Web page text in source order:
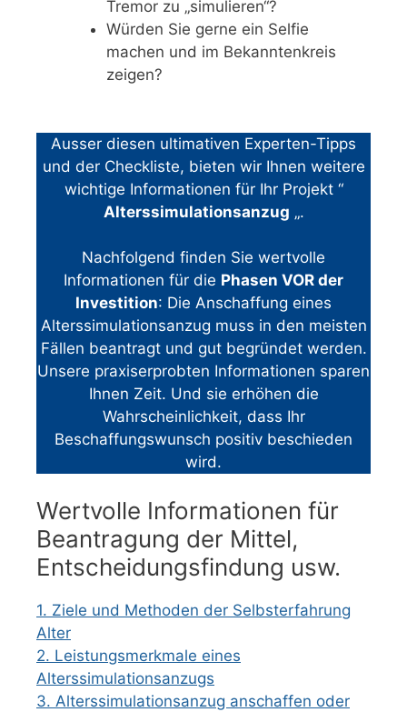
Tremor zu „simulieren“?
Würden Sie gerne ein Selfie
machen und im Bekanntenkreis
zeigen?
Ausser diesen ultimativen Experten-Tipps
und der Checkliste, bieten wir Ihnen weitere
wichtige Informationen für Ihr Projekt “
Alterssimulationsanzug „.
Nachfolgend finden Sie wertvolle
Informationen für die Phasen VOR der
Investition: Die Anschaffung eines
Alterssimulationsanzug muss in den meisten
Fällen beantragt und gut begründet werden.
Unsere praxiserprobten Informationen sparen
Ihnen Zeit. Und sie erhöhen die
Wahrscheinlichkeit, dass Ihr
Beschaffungswunsch positiv beschieden
wird.
Wertvolle Informationen für
Beantragung der Mittel,
Entscheidungsfindung usw.
1. Ziele und Methoden der Selbsterfahrung
Alter
2. Leistungsmerkmale eines
Alterssimulationsanzugs
3. Alterssimulationsanzug anschaffen oder